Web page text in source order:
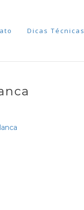
Dicas Técnicas